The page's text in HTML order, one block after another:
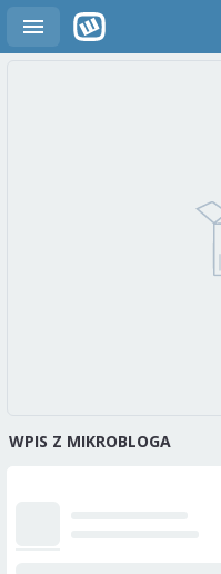
WPIS Z MIKROBLOGA